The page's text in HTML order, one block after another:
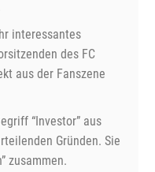
interessantes
des FC
aus der Fanszene
“Investor” aus
Gründen. Sie
zusammen.